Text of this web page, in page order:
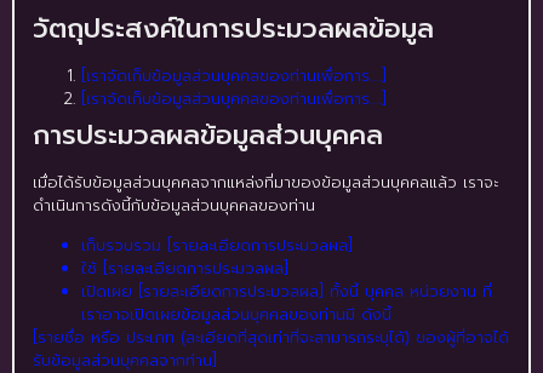
วัตถุประสงค์ในการประมวลผลข้อมูล
[เราจัดเก็บข้อมูลส่วนบุคคลของท่านเพื่อการ….]
[เราจัดเก็บข้อมูลส่วนบุคคลของท่านเพื่อการ….]
การประมวลผลข้อมูลส่วนบุคคล
เมื่อได้รับข้อมูลส่วนบุคคลจากแหล่งที่มาของข้อมูลส่วนบุคคลแล้ว เราจะ
ดำเนินการดังนี้กับข้อมูลส่วนบุคคลของท่าน
เก็บรวบรวม [รายละเอียดการประมวลผล]
ใช้ [รายละเอียดการประมวลผล]
เปิดเผย [รายละเอียดการประมวลผล] ทั้งนี้ บุคคล หน่วยงาน ที่
เราอาจเปิดเผยข้อมูลส่วนบุคคลของท่านมี ดังนี้
[รายชื่อ หรือ ประเภท (ละเอียดที่สุดเท่าที่จะสามารถระบุได้) ของผู้ที่อาจได้
รับข้อมูลส่วนบุคคลจากท่าน]